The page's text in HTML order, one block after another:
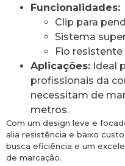
Funcionalidades:
Clip para
Sistema
Fio
Aplicações: Ideal
profissionais da
necessitam de
metros.
Com um design leve e
alia resistência e baixo
busca eficiência e um
de marcação.